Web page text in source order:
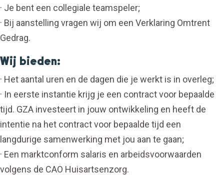
· Je bent een collegiale teamspeler;
· Bij aanstelling vragen wij om een Verklaring Omtrent
Gedrag.
Wij bieden:
· Het aantal uren en de dagen die je werkt is in overleg;
· In eerste instantie krijg je een contract voor bepaalde
tijd. GZA investeert in jouw ontwikkeling en heeft de
intentie na het contract voor bepaalde tijd een
langdurige samenwerking met jou aan te gaan;
· Een marktconform salaris en arbeidsvoorwaarden
volgens de CAO Huisartsenzorg.